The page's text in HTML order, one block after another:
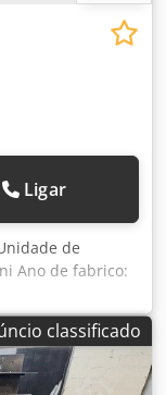
Ligar
de
Ano de fabrico:
ligação à
classificado